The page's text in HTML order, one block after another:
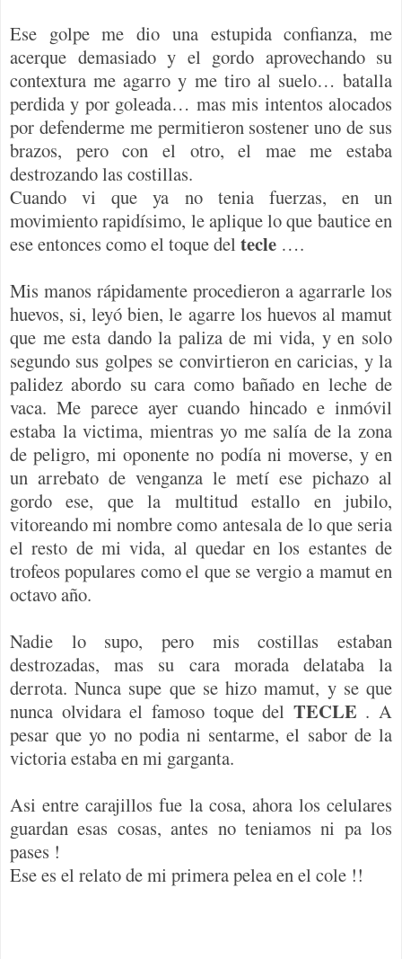
Ese golpe me dio una estupida confianza, me
acerque demasiado y el gordo aprovechando su
contextura me agarro y me tiro al suelo… batalla
perdida y por goleada… mas mis intentos alocados
por defenderme me permitieron sostener uno de sus
brazos, pero con el otro, el mae me estaba
destrozando las costillas.
Cuando vi que ya no tenia fuerzas, en un
movimiento rapidísimo, le aplique lo que bautice en
ese entonces como el toque del tecle ….
Mis manos rápidamente procedieron a agarrarle los
huevos, si, leyó bien, le agarre los huevos al mamut
que me esta dando la paliza de mi vida, y en solo
segundo sus golpes se convirtieron en caricias, y la
palidez abordo su cara como bañado en leche de
vaca. Me parece ayer cuando hincado e inmóvil
estaba la victima, mientras yo me salía de la zona
de peligro, mi oponente no podía ni moverse, y en
un arrebato de venganza le metí ese pichazo al
gordo ese, que la multitud estallo en jubilo,
vitoreando mi nombre como antesala de lo que seria
el resto de mi vida, al quedar en los estantes de
trofeos populares como el que se vergio a mamut en
octavo año.
Nadie lo supo, pero mis costillas estaban
destrozadas, mas su cara morada delataba la
derrota. Nunca supe que se hizo mamut, y se que
nunca olvidara el famoso toque del TECLE . A
pesar que yo no podia ni sentarme, el sabor de la
victoria estaba en mi garganta.
Asi entre carajillos fue la cosa, ahora los celulares
guardan esas cosas, antes no teniamos ni pa los
pases !
Ese es el relato de mi primera pelea en el cole !!